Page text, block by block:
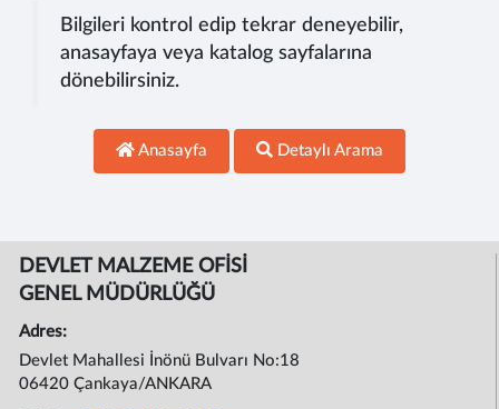
Bilgileri kontrol edip tekrar deneyebilir,
anasayfaya veya katalog sayfalarına
dönebilirsiniz.
Anasayfa Detaylı Arama
DEVLET MALZEME OFİSİ
GENEL MÜDÜRLÜĞÜ
Adres:
Devlet Mahallesi İnönü Bulvarı No:18
06420 Çankaya/ANKARA